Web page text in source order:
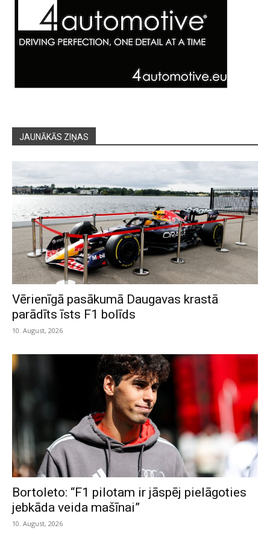
JAUNĀKĀS ZIŅAS
Vērienīgā pasākumā Daugavas krastā
parādīts īsts F1 bolīds
10. August, 2026
Bortoleto: “F1 pilotam ir jāspēj pielāgoties
jebkāda veida mašīnai”
10. August, 2026